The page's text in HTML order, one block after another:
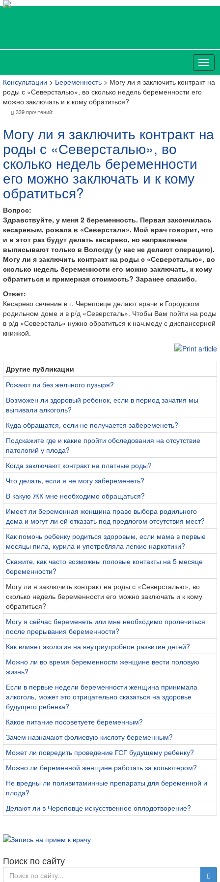
Консультации > Беременность > Могу ли я заключить контракт на
роды с «Северсталью», во сколько недель беременности его
можно заключать и к кому обратиться?
339 прочтений:
Могу ли я заключить контракт на
роды с «Северсталью», во
сколько недель беременности
его можно заключать и к кому
обратиться?
Вопрос:
Здравствуйте, у меня 2 беременность. Первая закончилась
кесаревым, рожала в «Северстали». Мой врач говорит, что
и в этот раз будут делать кесарево, но направление
выписывают только в Вологду (у нас не делают операцию).
Могу ли я заключить контракт на роды с «Северсталью», во
сколько недель беременности его можно заключать, к кому
обратиться и примерная стоимость? Заранее спасибо.
Ответ:
Кесарево сечение в г. Череповце делают врачи в Городском
родильном доме и в р/д «Северсталь». Чтобы Вам пойти на роды
в р/д «Северсталь» нужно обратиться к нач.меду с диспансерной
книжкой.
Другие публикации
Рожают ли без желчного пузыря?
Возможен ли здоровый ребенок, если в период зачатия мы
выпивали алкоголь?
Куда обращатся, если не получается забеременеть?
Подскажите где и какие пройти обследования на отсутствие
патологий у плода?
Когда заключают контракт на платные роды?
Что делать, если я не могу забеременеть?
В какую ЖК мне необходимо обращаться?
Имеет ли беременная женщина право выбора родильного
дома и могут ли ей отказать под предлогом отсутствия мест?
Как помочь ребенку родиться здоровым, если мама в первые
месяцы пила, курила и употребляла легкие наркотики?
Скажите, как часто возможны половые контакты на 5 месяце
беременности?
Могу ли я заключить контракт на роды с «Северсталью», во
сколько недель беременности его можно заключать и к кому
обратиться?
Могу я сейчас беременеть или мне необходимо пролечиться
после прерывания беременности?
Как влияет экология на внутриутробное развитие детей?
Можно ли во время беременности женщине вести половую
жизнь?
Если в первые недели беременности женщина принимала
алкоголь, может это отрицательно сказаться на здоровье
будущего ребенка?
Какое питание посоветуете беременным?
Зачем назначают фолиевую кислоту беременным?
Может ли повредить проведение ГСГ будущему ребенку?
Можно ли беременной женщине работать за копьютером?
Не вредны ли поливитаминные препараты для беременной и
плода?
Делают ли в Череповце искусственное оплодотворение?
Поиск по сайту